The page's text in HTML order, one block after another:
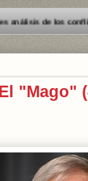
le brinda los
"Mago"